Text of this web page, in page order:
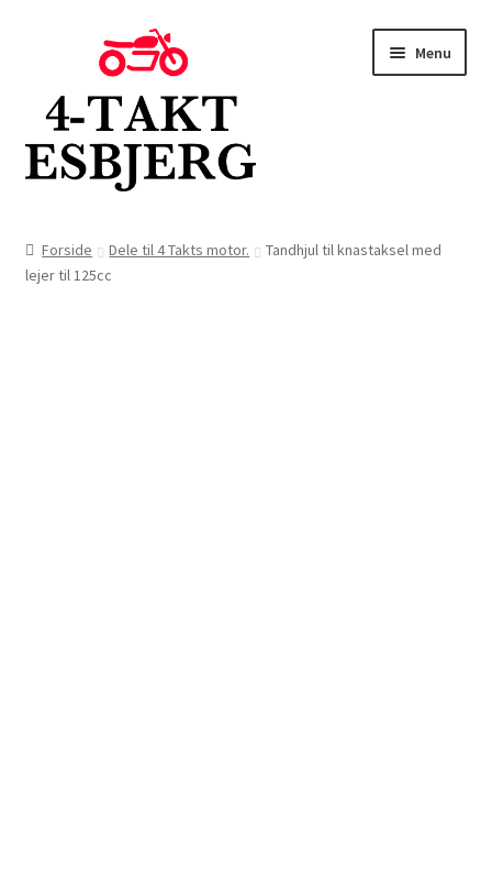
navigation
indhold
Menu
Butik
Forside Dele til 4 Takts motor.
Tandhjul til knastaksel med
lejer til 125cc